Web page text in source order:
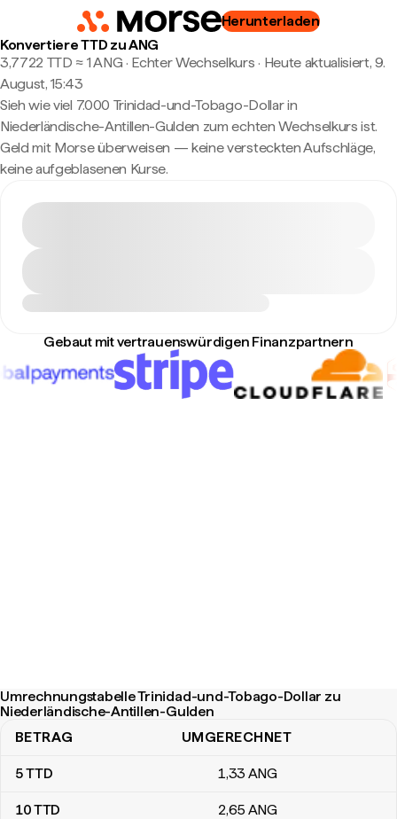
Herunterladen
Konvertiere TTD zu ANG
3,7722 TTD ≈ 1 ANG · Echter Wechselkurs · Heute aktualisiert, 9.
August, 15:43
Sieh wie viel 7.000 Trinidad-und-Tobago-Dollar in
Niederländische-Antillen-Gulden zum echten Wechselkurs ist.
Geld mit Morse überweisen — keine versteckten Aufschläge,
keine aufgeblasenen Kurse.
Gebaut mit vertrauenswürdigen Finanzpartnern
Umrechnungstabelle Trinidad-und-Tobago-Dollar zu
Niederländische-Antillen-Gulden
Umrechnungstabelle Trinidad-und-Tobago-Dollar zu
BETRAG UMGERECHNET
5TTD 1,33 ANG
10TTD 2,65 ANG